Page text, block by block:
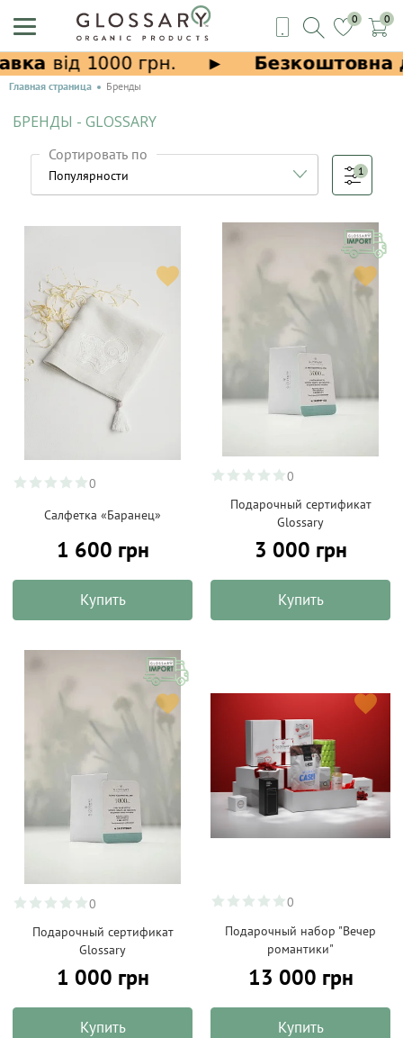
0 0
Главная страница Бренды
БРЕНДЫ - GLOSSARY
Сортировать по
1
0
Салфетка «Баранец»
1 600 грн
Купить
0
Подарочный сертификат
Glossary
3 000 грн
Купить
0
Подарочный сертификат
Glossary
1 000 грн
Купить
0
Подарочный набор "Вечер
романтики"
13 000 грн
Купить